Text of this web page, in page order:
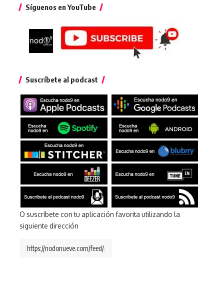
Síguenos en YouTube
Suscríbete al podcast
O suscríbete con tu aplicación favorita utilizando la
siguiente dirección